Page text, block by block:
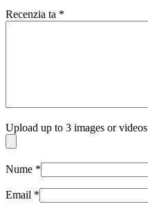
Recenzia ta *
Upload up to 3 images or videos
Nume *
Email *